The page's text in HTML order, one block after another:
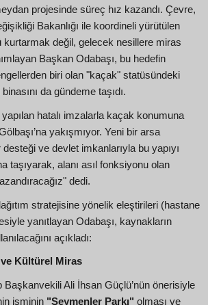
projesinde süreç hız kazandı. Çevre,
Bakanlığı ile koordineli yürütülen
kurtarmak değil, gelecek nesillere miras
Başkan Odabaşı, bu hedefin
biri olan "kaçak" statüsündeki
da gündeme taşıdı.
hatalı imzalarla kaçak konumuna
yakışmıyor. Yeni bir arsa
ve devlet imkanlarıyla bu yapıyı
taşıyarak, alanı asıl fonksiyonu olan
dedi.
stratejisine yönelik eleştirileri (hastane
yanıtlayan Odabaşı, kaynakların
açıkladı:
Kültürel Miras
Başkanvekili Ali İhsan Güçlü’nün önerisiyle
isminin "Seymenler Parkı" olması ve